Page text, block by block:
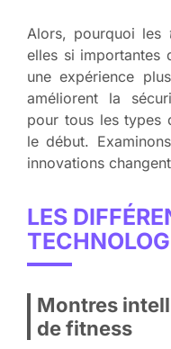
Alors, pourquoi les
elles si importantes
une expérience
améliorent la
pour tous les types
le début.
innovations
LES
Montres
de fitness